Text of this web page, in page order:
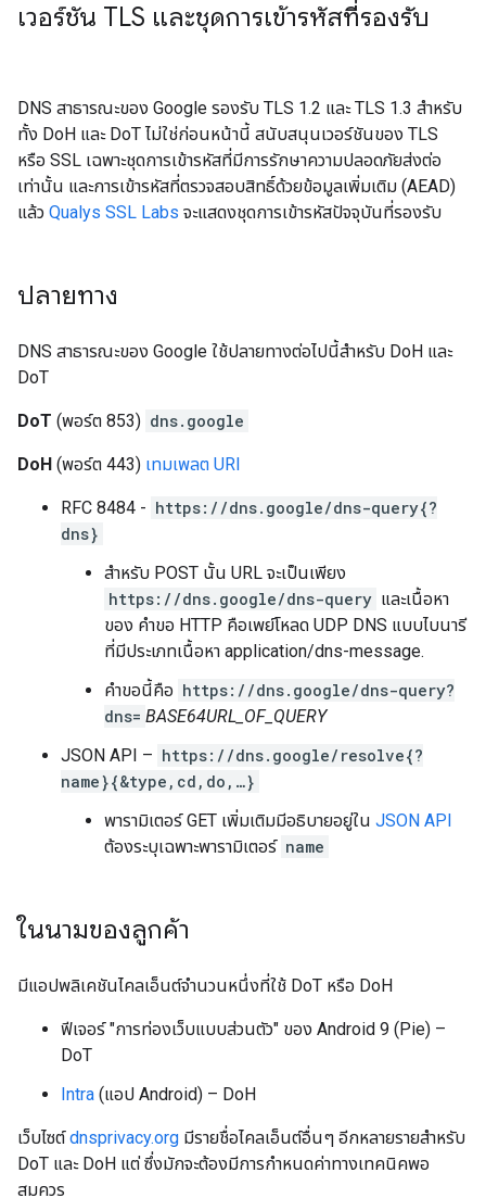
เวอร์ชัน TLS และชุดการเข้ารหัสที่รองรับ
DNS สาธารณะของ Google รองรับ TLS 1.2 และ TLS 1.3 สำหรับ
ทั้ง DoH และ DoT ไม่ใช่ก่อนหน้านี้ สนับสนุนเวอร์ชันของ TLS
หรือ SSL เฉพาะชุดการเข้ารหัสที่มีการรักษาความปลอดภัยส่งต่อ
เท่านั้น และการเข้ารหัสที่ตรวจสอบสิทธิ์ด้วยข้อมูลเพิ่มเติม (AEAD)
แล้ว Qualys SSL Labs จะแสดงชุดการเข้ารหัสปัจจุบันที่รองรับ
ปลายทาง
DNS สาธารณะของ Google ใช้ปลายทางต่อไปนี้สำหรับ DoH และ
DoT
DoT (พอร์ต 853) dns.google
DoH (พอร์ต 443) เทมเพลต URI
RFC 8484 - https://dns.google/dns-query{?
dns}
สำหรับ POST นั้น URL จะเป็นเพียง
https://dns.google/dns-query และเนื้อหา
ของ คำขอ HTTP คือเพย์โหลด UDP DNS แบบไบนารี
ที่มีประเภทเนื้อหา application/dns-message.
คำขอนี้คือ https://dns.google/dns-query?
dns= BASE64URL_OF_QUERY
JSON API – https://dns.google/resolve{?
name}{&type,cd,do,…}
พารามิเตอร์ GET เพิ่มเติมมีอธิบายอยู่ใน JSON API
ต้องระบุเฉพาะพารามิเตอร์ name
ในนามของลูกค้า
มีแอปพลิเคชันไคลเอ็นต์จำนวนหนึ่งที่ใช้ DoT หรือ DoH
ฟีเจอร์ "การท่องเว็บแบบส่วนตัว" ของ Android 9 (Pie) –
DoT
Intra (แอป Android) – DoH
เว็บไซต์dnsprivacy.org มีรายชื่อไคลเอ็นต์อื่นๆ อีกหลายรายสำหรับ
DoT และ DoH แต่ ซึ่งมักจะต้องมีการกำหนดค่าทางเทคนิคพอ
สมควร